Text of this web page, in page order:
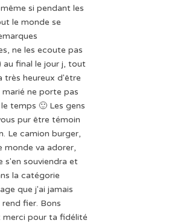
si pendant les
le monde se
ne les ecoute pas
au final le jour j, tout
très heureux d'être
marié ne porte pas
temps 🙂 Les gens
pur être témoin
Le camion burger,
monde va adorer,
s'en souviendra et
la catégorie
que j'ai jamais
fier. Bons
pour ta fidélité